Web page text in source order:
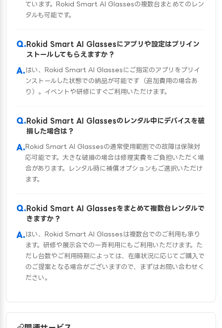
ています。Rokid Smart AI Glassesの複数台まとめてのレン
タルも可能です。
Rokid Smart AI Glassesにアプリや設定はプリイン
ストールしてもらえますか？
はい、Rokid Smart AI Glassesにご指定のアプリをプリイ
ンストールした状態での納品が可能です（追加費用の場合あ
り）。イベントや研修にすぐご利用いただけます。
Rokid Smart AI Glassesのレンタル中にデバイスを破
損した場合は？
Rokid Smart AI Glassesの通常使用範囲での故障は保険対
応可能です。大きな破損の場合は修理実費をご負担いただく場
合があります。レンタル時に補償オプションもご選択いただけ
ます。
Rokid Smart AI Glassesをまとめて複数台レンタルで
きますか？
はい、Rokid Smart AI Glassesは複数台でのご利用も承り
ます。研修や展示会での一斉利用にもご利用いただけます。た
だし台数やご利用時期によっては、在庫状況に応じてご購入で
のご提案となる場合がございますので、まずはお問い合わせく
ださい。